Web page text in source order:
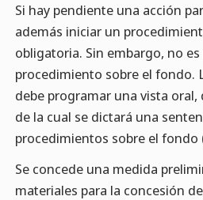
Si hay pendiente una acción
además iniciar un
obligatoria. Sin embargo, no
procedimiento sobre el fondo.
debe programar una vista
de la cual se dictará una
procedimientos sobre el fondo
Se concede una medida
materiales para la concesión